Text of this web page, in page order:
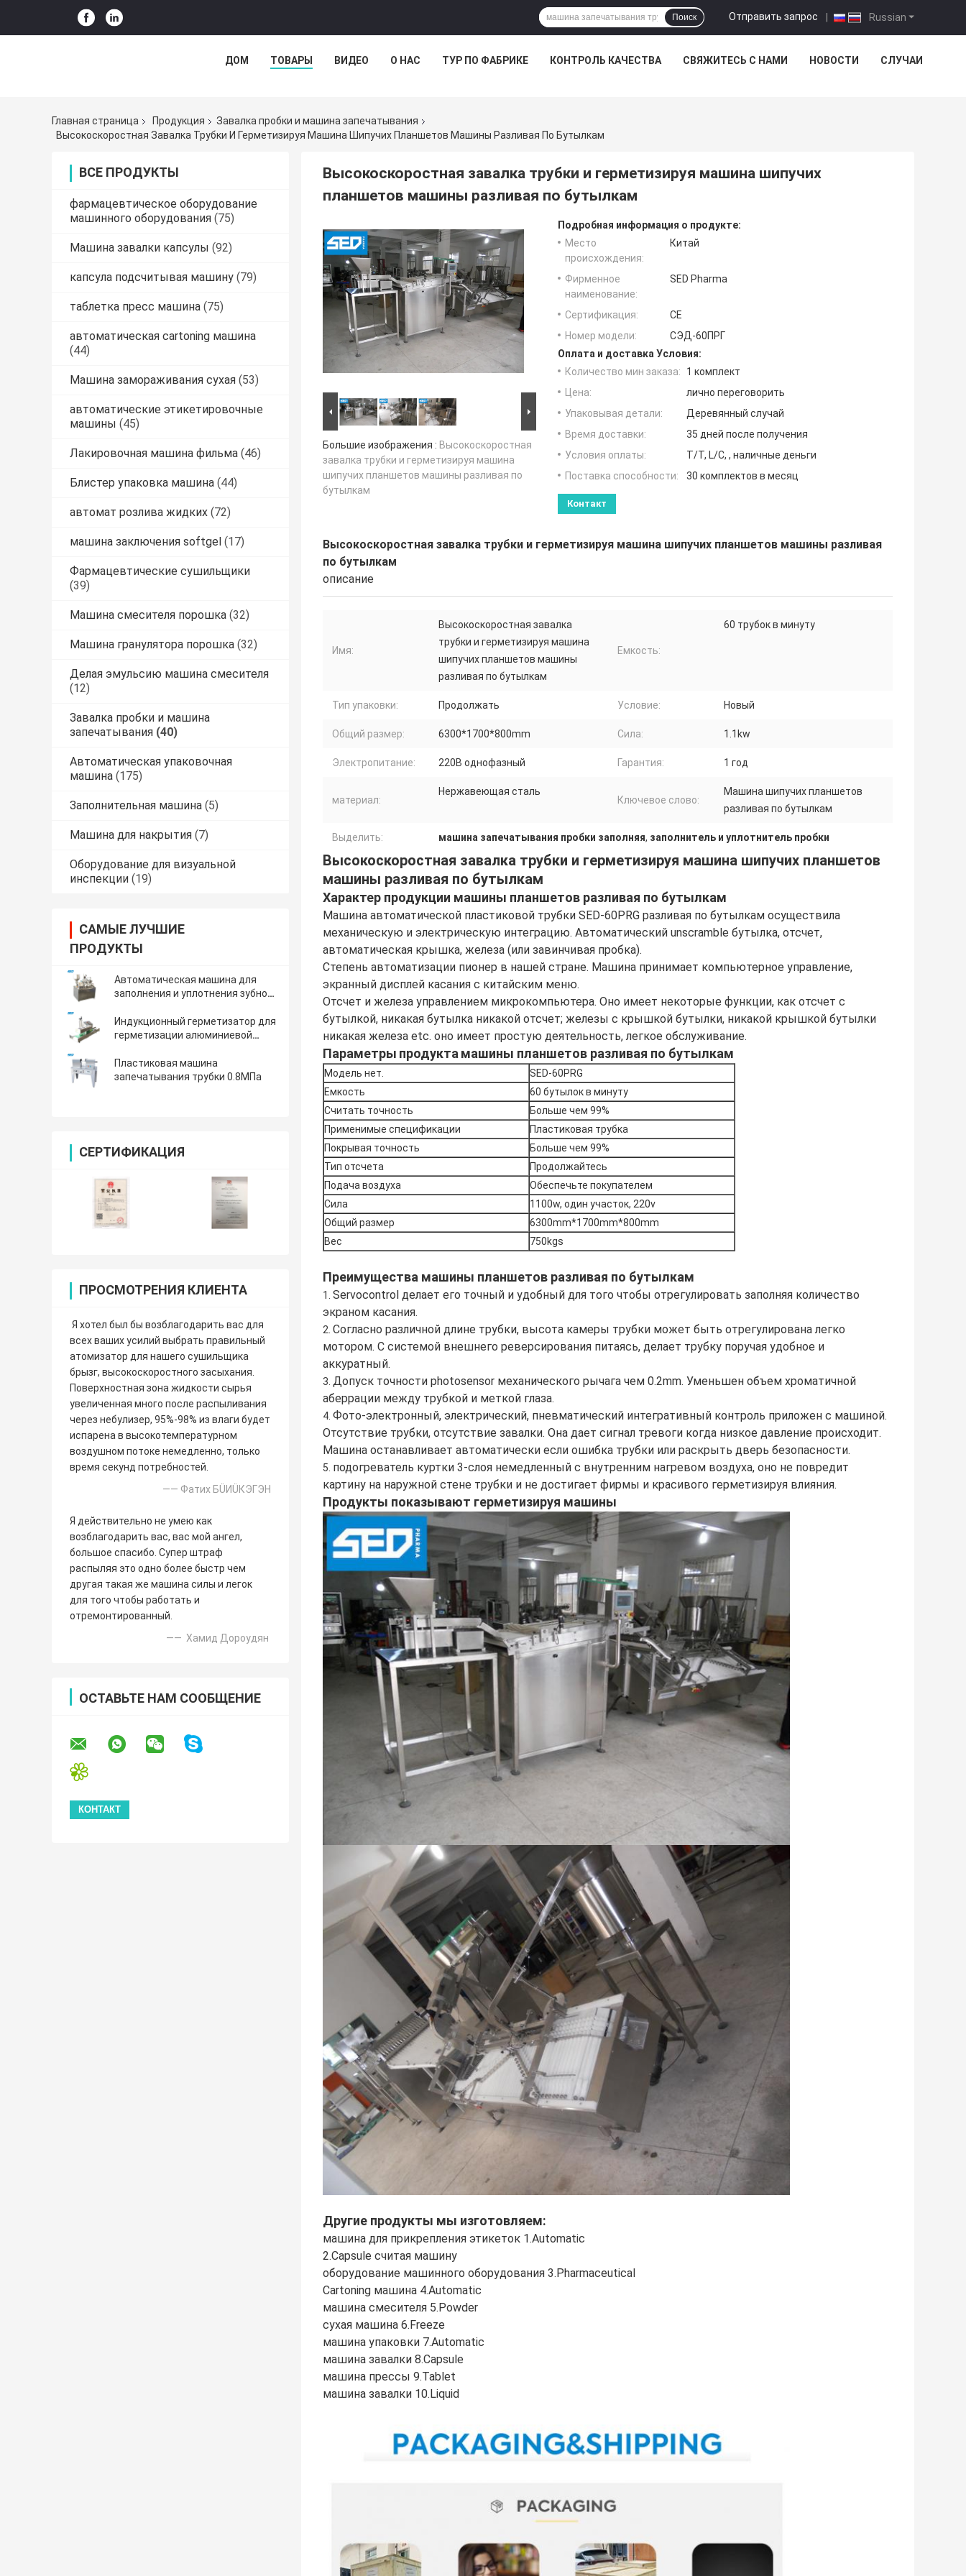
Russian
Отправить запрос |
Поиск
ДОМ ТОВАРЫ ВИДЕО О НАС ТУР ПО ФАБРИКЕ КОНТРОЛЬ КАЧЕСТВА СВЯЖИТЕСЬ С НАМИ НОВОСТИ СЛУЧАИ
Главная страница Продукция
Завалка пробки и машина запечатывания
Высокоскоростная Завалка Трубки И Герметизируя Машина Шипучих Планшетов Машины Разливая По Бутылкам
ВСЕ ПРОДУКТЫ
фармацевтическое оборудование
машинного оборудования (75)
Машина завалки капсулы (92)
капсула подсчитывая машину (79)
таблетка пресс машина (75)
автоматическая cartoning машина
(44)
Машина замораживания сухая (53)
автоматические этикетировочные
машины (45)
Лакировочная машина фильма (46)
Блистер упаковка машина (44)
автомат розлива жидких (72)
машина заключения softgel (17)
Фармацевтические сушильщики
(39)
Машина смесителя порошка (32)
Машина гранулятора порошка (32)
Делая эмульсию машина смесителя
(12)
Завалка пробки и машина
запечатывания (40)
Автоматическая упаковочная
машина (175)
Заполнительная машина (5)
Машина для накрытия (7)
Оборудование для визуальной
инспекции (19)
САМЫЕ ЛУЧШИЕ
ПРОДУКТЫ
Автоматическая машина для
заполнения и уплотнения зубной
Индукционный герметизатор для
герметизации алюминиевой
Пластиковая машина
запечатывания трубки 0.8МПа
СЕРТИФИКАЦИЯ
ПРОСМОТРЕНИЯ КЛИЕНТА
Я хотел был бы возблагодарить вас для
всех ваших усилий выбрать правильный
атомизатор для нашего сушильщика
брызг, высокоскоростного засыхания.
Поверхностная зона жидкости сырья
увеличенная много после распыливания
через небулизер, 95%-98% из влаги будет
испарена в высокотемпературном
воздушном потоке немедленно, только
время секунд потребностей.
—— Фатих БÜИÜКЭГЭН
Я действительно не умею как
возблагодарить вас, вас мой ангел,
большое спасибо. Супер штраф
распыляя это одно более быстр чем
другая такая же машина силы и легок
для того чтобы работать и
отремонтированный.
—— Хамид Дороудян
ОСТАВЬТЕ НАМ СООБЩЕНИЕ
Высокоскоростная завалка трубки и герметизируя машина шипучих
планшетов машины разливая по бутылкам
Большие изображения : Высокоскоростная
завалка трубки и герметизируя машина
шипучих планшетов машины разливая по
бутылкам
Подробная информация о продукте:
Место
происхождения:
Китай
Фирменное
наименование:
SED Pharma
Сертификация:
CE
Номер модели:
СЭД-60ПРГ
Оплата и доставка Условия:
Количество мин заказа:
1 комплект
Цена:
лично переговорить
Упаковывая детали:
Деревянный случай
Время доставки:
35 дней после получения
Условия оплаты:
T/T, L/C, , наличные деньги
Поставка способности:
30 комплектов в месяц
Контакт
Высокоскоростная завалка трубки и герметизируя машина шипучих планшетов машины разливая
по бутылкам
описание
Имя:
Высокоскоростная завалка
трубки и герметизируя машина
шипучих планшетов машины
разливая по бутылкам
Емкость:
60 трубок в минуту
Тип упаковки: Продолжать Условие: Новый
Общий размер: 6300*1700*800mm Сила: 1.1kw
Электропитание: 220В однофазный Гарантия: 1 год
материал:
Нержавеющая сталь
Ключевое слово:
Машина шипучих планшетов
разливая по бутылкам
Выделить: машина запечатывания пробки заполняя, заполнитель и уплотнитель пробки
Высокоскоростная завалка трубки и герметизируя машина шипучих планшетов
машины разливая по бутылкам
Характер продукции машины планшетов разливая по бутылкам
Машина автоматической пластиковой трубки SED-60PRG разливая по бутылкам осуществила
механическую и электрическую интеграцию. Автоматический unscramble бутылка, отсчет,
автоматическая крышка, железа (или завинчивая пробка).
Степень автоматизации пионер в нашей стране. Машина принимает компьютерное управление,
экранный дисплей касания с китайским меню.
Отсчет и железа управлением микрокомпьютера. Оно имеет некоторые функции, как отсчет с
бутылкой, никакая бутылка никакой отсчет; железы с крышкой бутылки, никакой крышкой бутылки
никакая железа etc. оно имеет простую деятельность, легкое обслуживание.
Параметры продукта машины планшетов разливая по бутылкам
Модель нет.
SED-60PRG
Емкость
60 бутылок в минуту
Считать точность
Больше чем 99%
Применимые спецификации
Пластиковая трубка
Покрывая точность
Больше чем 99%
Тип отсчета
Продолжайтесь
Подача воздуха
Обеспечьте покупателем
Сила
1100w, один участок, 220v
Общий размер
6300mm*1700mm*800mm
Вес
750kgs
Преимущества машины планшетов разливая по бутылкам
1. Servocontrol делает его точный и удобный для того чтобы отрегулировать заполняя количество
экраном касания.
2. Согласно различной длине трубки, высота камеры трубки может быть отрегулирована легко
мотором. С системой внешнего реверсирования питаясь, делает трубку поручая удобное и
аккуратный.
3. Допуск точности photosensor механического рычага чем 0.2mm. Уменьшен объем хроматичной
аберрации между трубкой и меткой глаза.
4. Фото-электронный, электрический, пневматический интегративный контроль приложен с машиной.
Отсутствие трубки, отсутствие завалки. Она дает сигнал тревоги когда низкое давление происходит.
Машина останавливает автоматически если ошибка трубки или раскрыть дверь безопасности.
5. подогреватель куртки 3-слоя немедленный с внутренним нагревом воздуха, оно не повредит
картину на наружной стене трубки и не достигает фирмы и красивого герметизируя влияния.
Продукты показывают герметизируя машины
Другие продукты мы изготовляем:
машина для прикрепления этикеток 1.Automatic
2.Capsule считая машину
оборудование машинного оборудования 3.Pharmaceutical
Cartoning машина 4.Automatic
машина смесителя 5.Powder
сухая машина 6.Freeze
машина упаковки 7.Automatic
машина завалки 8.Capsule
машина прессы 9.Tablet
машина завалки 10.Liquid